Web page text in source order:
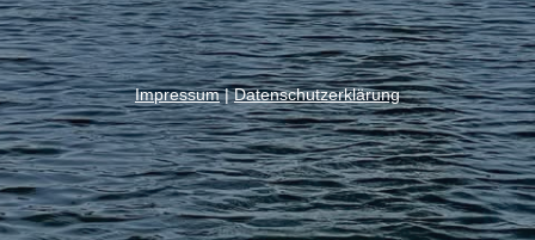
Impressum|Datenschutzerklärung